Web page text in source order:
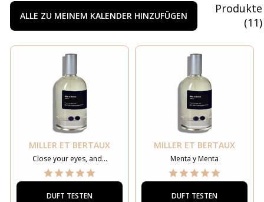
ALLE ZU MEINEM KALENDER HINZUFÜGEN
Produkte
(11)
MILLER ET BERTAUX
Close your eyes, and...
DUFT TESTEN
MILLER ET BERTAUX
Menta y Menta
DUFT TESTEN